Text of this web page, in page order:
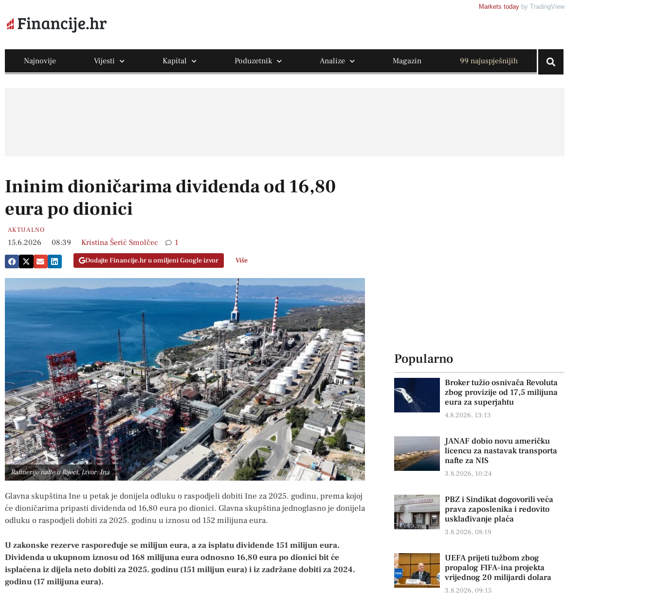
Markets today by TradingView
Najnovije Vijesti Kapital Poduzetnik Analize Magazin 99 najuspješnijih
Ininim dioničarima dividenda od 16,80
eura po dionici
AKTUALNO
15.6.2026 08:39 Kristina Šerić Smolčec 1
Dodajte Financije.hr u omiljeni Google izvor Više
Rafinerije nafte u Rijeci, Izvor: Ina
Glavna skupština Ine u petak je donijela odluku o raspodjeli dobiti Ine za 2025. godinu, prema kojoj
će dioničarima pripasti dividenda od 16,80 eura po dionici. Glavna skupština jednoglasno je donijela
odluku o raspodjeli dobiti za 2025. godinu u iznosu od 152 milijuna eura.
U zakonske rezerve raspoređuje se milijun eura, a za isplatu dividende 151 milijun eura.
Dividenda u ukupnom iznosu od 168 milijuna eura odnosno 16,80 eura po dionici bit će
isplaćena iz dijela neto dobiti za 2025. godinu (151 milijun eura) i iz zadržane dobiti za 2024.
godinu (17 milijuna eura).
Popularno
Broker tužio osnivača Revoluta
zbog provizije od 17,5 milijuna
eura za superjahtu
4.8.2026, 13:13
JANAF dobio novu američku
licencu za nastavak transporta
nafte za NIS
3.8.2026, 10:24
PBZ i Sindikat dogovorili veća
prava zaposlenika i redovito
usklađivanje plaća
3.8.2026, 08:19
UEFA prijeti tužbom zbog
propalog FIFA-ina projekta
vrijednog 20 milijardi dolara
3.8.2026, 09:15